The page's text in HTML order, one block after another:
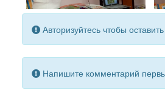
Авторизуйтесь чтобы
Напишите комментарий